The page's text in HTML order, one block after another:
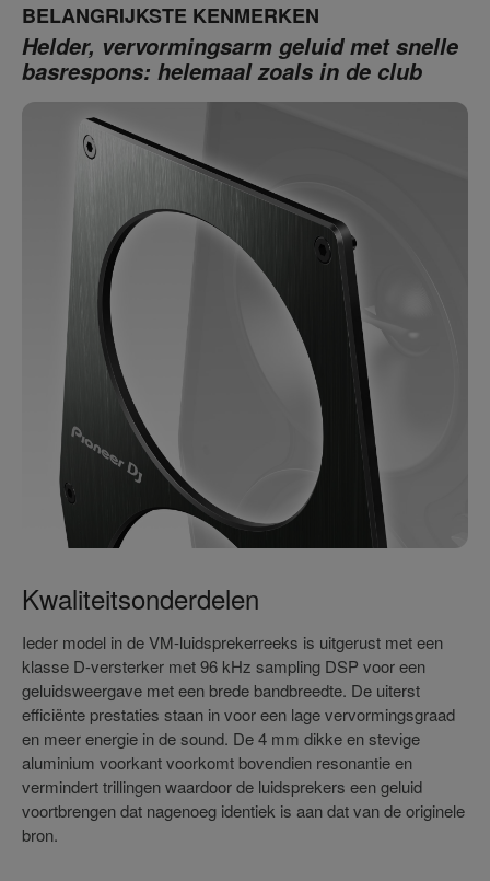
BELANGRIJKSTE KENMERKEN
Helder, vervormingsarm geluid met snelle
basrespons: helemaal zoals in de club
Kwaliteitsonderdelen
Ieder model in de VM-luidsprekerreeks is uitgerust met een
klasse D-versterker met 96 kHz sampling DSP voor een
geluidsweergave met een brede bandbreedte. De uiterst
efficiënte prestaties staan in voor een lage vervormingsgraad
en meer energie in de sound. De 4 mm dikke en stevige
aluminium voorkant voorkomt bovendien resonantie en
vermindert trillingen waardoor de luidsprekers een geluid
voortbrengen dat nagenoeg identiek is aan dat van de originele
bron.